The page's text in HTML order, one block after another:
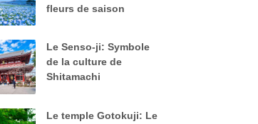
fleurs de saison
Le Senso-ji: Symbole
de la culture de
Shitamachi
Le temple Gotokuji: Le